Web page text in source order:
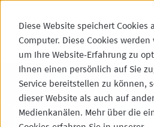
Diese Website speichert Cookies
Computer. Diese Cookies werden
um Ihre Website-Erfahrung zu
Ihnen einen persönlich auf Sie
Service bereitstellen zu können,
dieser Website als auch auf
Medienkanälen. Mehr über die